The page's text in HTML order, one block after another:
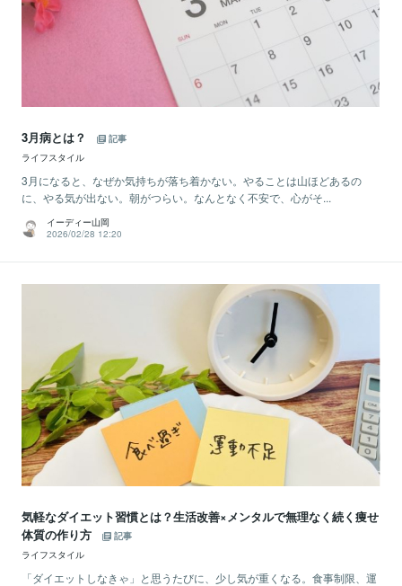
3月病とは？
記事
ライフスタイル
3月になると、なぜか気持ちが落ち着かない。やることは山ほどあるの
に、やる気が出ない。朝がつらい。なんとなく不安で、心がそ...
イーディー山岡
2026/02/28 12:20
気軽なダイエット習慣とは？生活改善×メンタルで無理なく続く痩せ
体質の作り方
記事
ライフスタイル
「ダイエットしなきゃ」と思うたびに、少し気が重くなる。食事制限、運